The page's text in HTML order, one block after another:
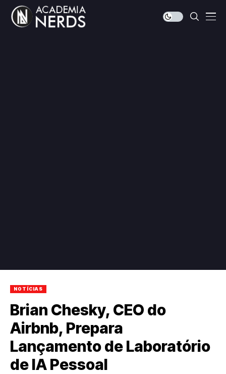
NOTÍCIAS
Brian Chesky, CEO do
Airbnb, Prepara
Lançamento de Laboratório
de IA Pessoal